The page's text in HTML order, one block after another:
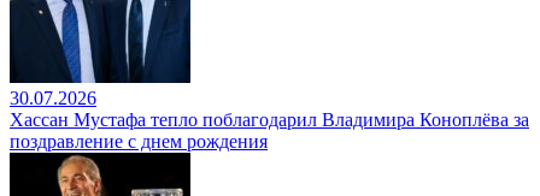
30.07.2026
Хассан Мустафа тепло поблагодарил Владимира Коноплёва за
поздравление с днем рождения